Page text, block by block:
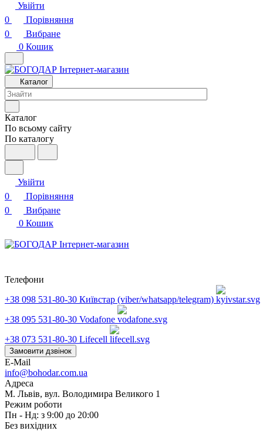
Увійти
0
Порівняння
0
Вибране
0 Кошик
Каталог
Каталог
По всьому сайту
По каталогу
Увійти
0
Порівняння
0
Вибране
0 Кошик
Телефони
+38 098 531-80-30 Київстар (viber/whatsapp/telegram)
+38 095 531-80-30 Vodafone
+38 073 531-80-30 Lifecell
Замовити дзвінок
E-Mail
info@bohodar.com.ua
Адреса
М. Львів, вул. Володимира Великого 1
Режим роботи
Пн - Нд: з 9:00 до 20:00
Без вихідних